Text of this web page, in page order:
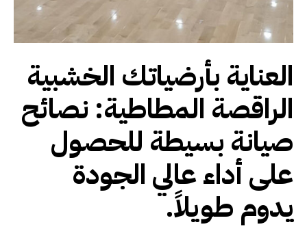
العناية بأرضياتك الخشبية
الراقصة المطاطية: نصائح
صيانة بسيطة للحصول
على أداء عالي الجودة
يدوم طويلاً.